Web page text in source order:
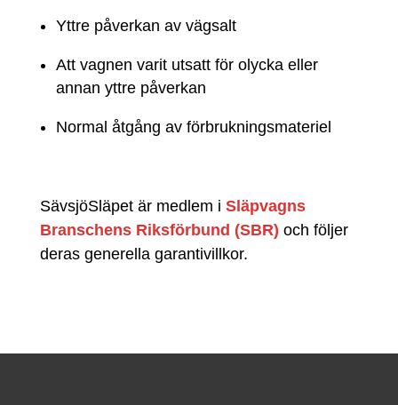
Yttre påverkan av vägsalt
Att vagnen varit utsatt för olycka eller
annan yttre påverkan
Normal åtgång av förbrukningsmateriel
SävsjöSläpet är medlem i Släpvagns
Branschens Riksförbund (SBR) och följer
deras generella garantivillkor.